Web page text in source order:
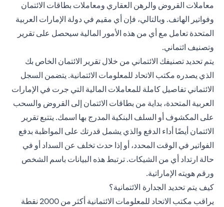
معاملات القروض والرهن العقاري ومعاملات بطاقات الائتمان
وفواتير الهاتف. وبالتالي، فإن أي مقيم في دولة الإمارات العربية
المتحدة تعامل مع أي من هذه الأمور المالية سيحصل على تقرير
وتصنيف ائتماني.
يتم تحديد تصنيفك الائتماني من خلال تقرير الائتمان الخاص بك
الذي يصدره مكتب الاتحاد للمعلومات الائتمانية. يتضمن السجل
الائتماني تفاصيل كاملة للمعاملات المالية التي جرت في الإمارات
العربية المتحدة، بداية من بطاقات الائتمان إلى القروض والسحب
على المكشوف أو السلف البنكية المدرج بها اسمك. يتتبع تقرير
الائتمان أيضًا أداء الدفع والذي يشمل قدرتك على المواظبة بدفع
الفواتير في الوقت المحدد، أو إذا حدث تخلف عن السداد أو في
حالة ارتداد أي من الشيكات. ترتبط هذه البيانات باسم الشخص
ورقم هويته الإماراتية.
كيف يتم تحديد الجدارة الائتمانية؟
يراقب مكتب الاتحاد للمعلومات الائتمانية أكثر من 2000 نقطة